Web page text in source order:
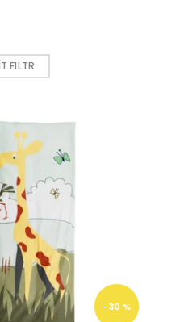
FILTR
–30 %